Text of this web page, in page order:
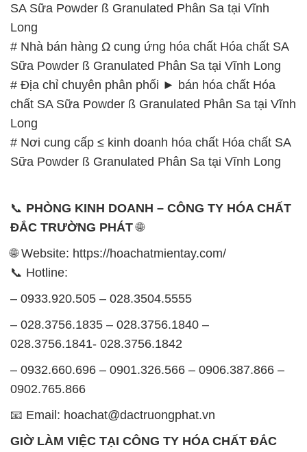
SA Sữa Powder ß Granulated Phân Sa tại Vĩnh
Long
# Nhà bán hàng Ω cung ứng hóa chất Hóa chất SA
Sữa Powder ß Granulated Phân Sa tại Vĩnh Long
# Địa chỉ chuyên phân phối ► bán hóa chất Hóa
chất SA Sữa Powder ß Granulated Phân Sa tại Vĩnh
Long
# Nơi cung cấp ≤ kinh doanh hóa chất Hóa chất SA
Sữa Powder ß Granulated Phân Sa tại Vĩnh Long
📞 PHÒNG KINH DOANH – CÔNG TY HÓA CHẤT
ĐẮC TRƯỜNG PHÁT🌐
🌐 Website: https://hoachatmientay.com/
📞 Hotline:
– 0933.920.505 – 028.3504.5555
– 028.3756.1835 – 028.3756.1840 –
028.3756.1841- 028.3756.1842
– 0932.660.696 – 0901.326.566 – 0906.387.866 –
0902.765.866
📧 Email: hoachat@dactruongphat.vn
GIỜ LÀM VIỆC TẠI CÔNG TY HÓA CHẤT ĐẮC